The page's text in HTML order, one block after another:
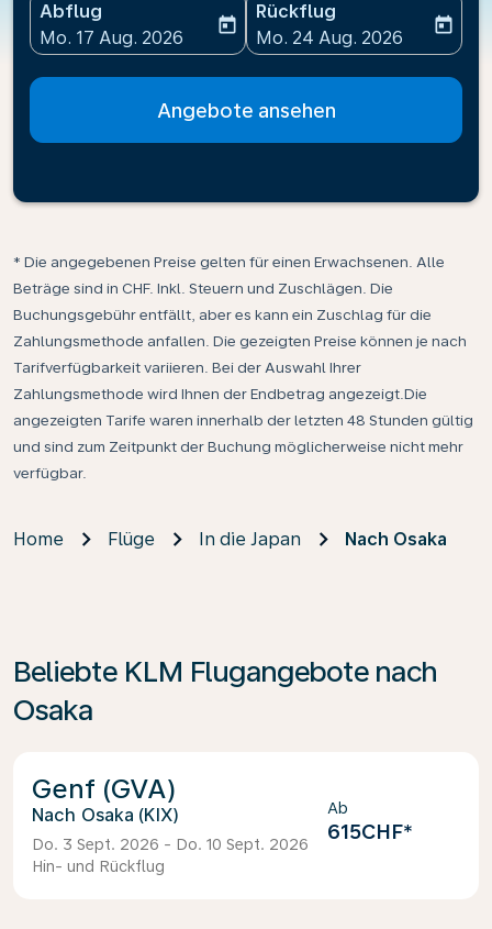
Abflug
fc-booking-departure-date-aria-label
Mo. 17 Aug. 2026
today
Rückflug
fc-booking-return-date-
Mo. 24 Aug. 2026
today
Angebote ansehen
* Die angegebenen Preise gelten für einen Erwachsenen. Alle
Beträge sind in CHF. Inkl. Steuern und Zuschlägen. Die
Buchungsgebühr entfällt, aber es kann ein Zuschlag für die
Zahlungsmethode anfallen. Die gezeigten Preise können je nach
Tarifverfügbarkeit variieren. Bei der Auswahl Ihrer
Zahlungsmethode wird Ihnen der Endbetrag angezeigt.Die
angezeigten Tarife waren innerhalb der letzten 48 Stunden gültig
und sind zum Zeitpunkt der Buchung möglicherweise nicht mehr
verfügbar.
Home Flüge In die Japan Nach Osaka
Beliebte KLM Flugangebote nach
Osaka
Genf (GVA)
Osaka (KIX)
Do. 3 Sept. 2026 - Do. 10 Sept. 2026
Hin- und Rückflug
Ab
615CHF*